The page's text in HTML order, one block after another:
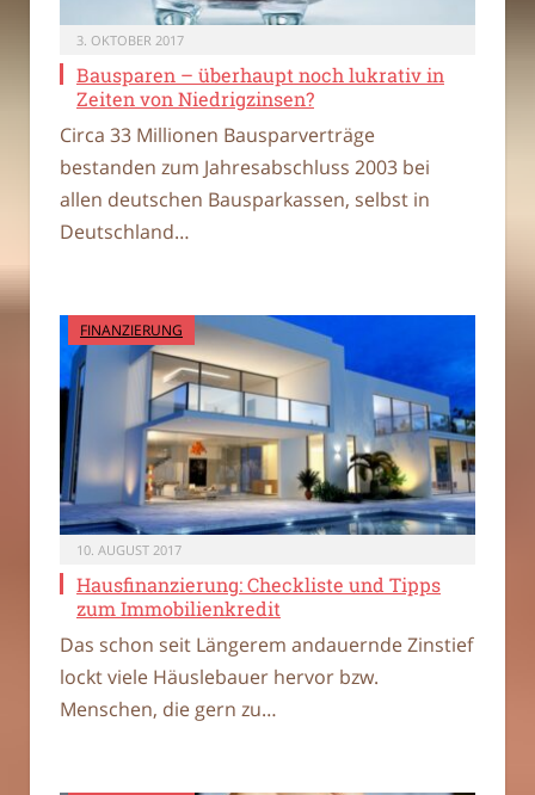
3. OKTOBER 2017
Bausparen – überhaupt noch lukrativ in
Zeiten von Niedrigzinsen?
Circa 33 Millionen Bausparverträge
bestanden zum Jahresabschluss 2003 bei
allen deutschen Bausparkassen, selbst in
Deutschland…
FINANZIERUNG
10. AUGUST 2017
Hausfinanzierung: Checkliste und Tipps
zum Immobilienkredit
Das schon seit Längerem andauernde Zinstief
lockt viele Häuslebauer hervor bzw.
Menschen, die gern zu…